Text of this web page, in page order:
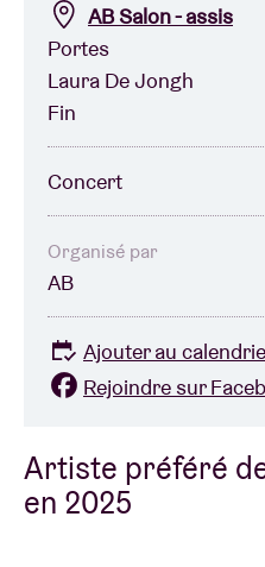
Chèque-concert
À propos de l'AB
Contact
Artiste préféré
en 2025
AB Salon - assis
Portes
Laura De Jongh
Fin
Concert
Organisé par
AB
Ajouter au
Rejoindre sur